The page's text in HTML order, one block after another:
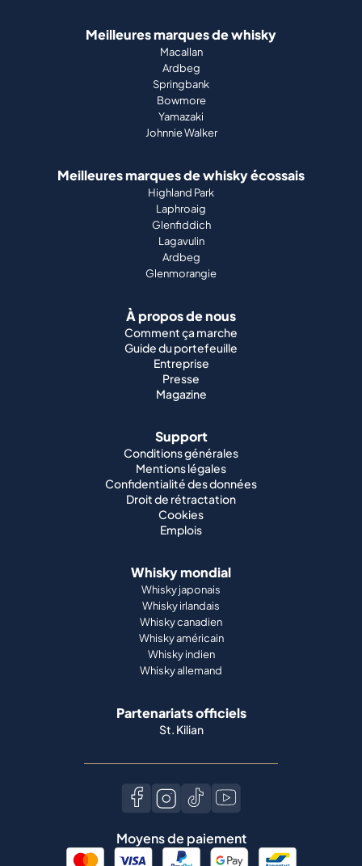
Meilleures marques de whisky
Macallan
Ardbeg
Springbank
Bowmore
Yamazaki
Johnnie Walker
Meilleures marques de whisky écossais
Highland Park
Laphroaig
Glenfiddich
Lagavulin
Ardbeg
Glenmorangie
À propos de nous
Comment ça marche
Guide du portefeuille
Entreprise
Presse
Magazine
Support
Conditions générales
Mentions légales
Confidentialité des données
Droit de rétractation
Cookies
Emplois
Whisky mondial
Whisky japonais
Whisky irlandais
Whisky canadien
Whisky américain
Whisky indien
Whisky allemand
Partenariats officiels
St. Kilian
Moyens de paiement